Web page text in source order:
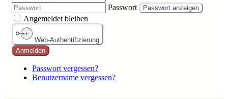
Passwort
Passwort anzeigen
Angemeldet bleiben
Web-Authentifizierung
Anmelden
Passwort vergessen?
Benutzername vergessen?